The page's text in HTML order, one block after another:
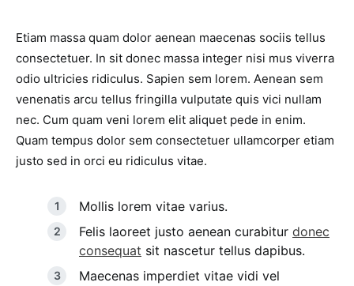
Etiam massa quam dolor aenean maecenas sociis tellus
consectetuer. In sit donec massa integer nisi mus viverra
odio ultricies ridiculus. Sapien sem lorem. Aenean sem
venenatis arcu tellus fringilla vulputate quis vici nullam
nec. Cum quam veni lorem elit aliquet pede in enim.
Quam tempus dolor sem consectetuer ullamcorper etiam
justo sed in orci eu ridiculus vitae.
Mollis lorem vitae varius.
Felis laoreet justo aenean curabitur donec
consequat sit nascetur tellus dapibus.
Maecenas imperdiet vitae vidi vel